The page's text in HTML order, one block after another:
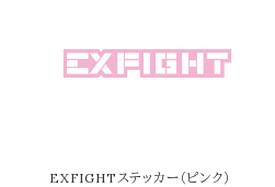
EXFIGHTステッカー（ピンク）